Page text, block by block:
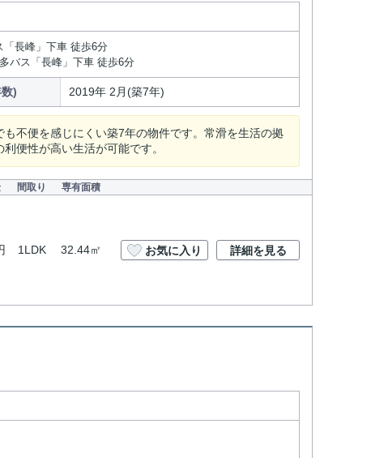
長峰」下車 徒歩6分
バス「長峰」下車 徒歩6分
) 2019年 2月(築7年)
不便を感じにくい築7年の物件です。常滑を生活の拠
便性が高い生活が可能です。
間取り 専有面積
1LDK 32.44㎡ お気に入り 詳細を見る